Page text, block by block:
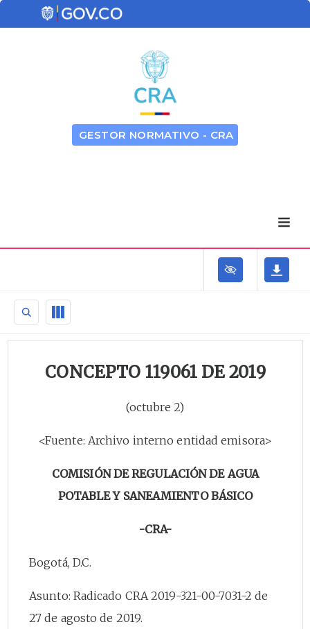
GESTOR NORMATIVO - CRA
CONCEPTO 119061 DE 2019
(octubre 2)
<Fuente: Archivo interno entidad emisora>
COMISIÓN DE REGULACIÓN DE AGUA
POTABLE Y SANEAMIENTO BÁSICO
-CRA-
Bogotá, D.C.
Asunto: Radicado CRA 2019-321-00-7031-2 de
27 de agosto de 2019.